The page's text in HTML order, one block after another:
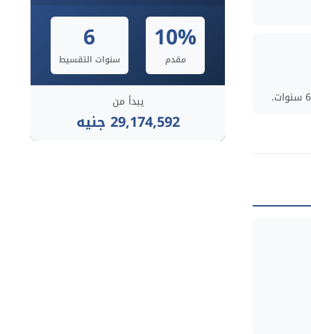
10%
مقدم
6
سنوات التقسيط
يبدأ من
29,174,592 جنيه